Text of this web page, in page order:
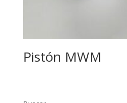
Pistón MWM